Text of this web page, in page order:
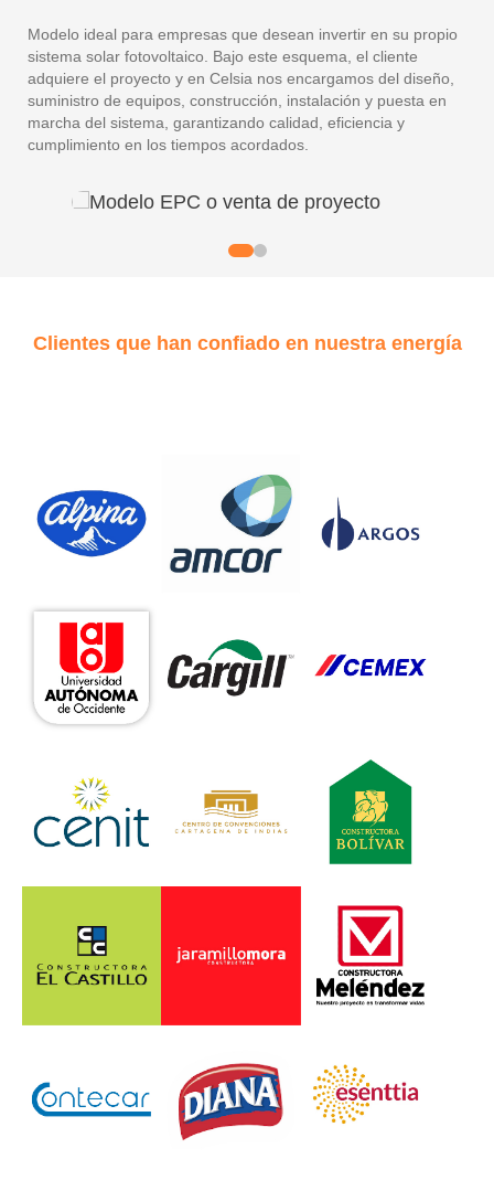
Modelo ideal para empresas que desean invertir en su propio
sistema solar fotovoltaico. Bajo este esquema, el cliente
adquiere el proyecto y en Celsia nos encargamos del diseño,
suministro de equipos, construcción, instalación y puesta en
marcha del sistema, garantizando calidad, eficiencia y
cumplimiento en los tiempos acordados.
Clientes que han confiado en nuestra energía